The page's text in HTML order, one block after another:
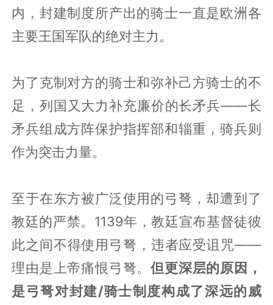
内，封建制度所产出的骑士一直是欧洲各
主要王国军队的绝对主力。
为了克制对方的骑士和弥补己方骑士的不
足，列国又大力补充廉价的长矛兵——长
矛兵组成方阵保护指挥部和辎重，骑兵则
作为突击力量。
至于在东方被广泛使用的弓弩，却遭到了
教廷的严禁。1139年，教廷宣布基督徒彼
此之间不得使用弓弩，违者应受诅咒——
理由是上帝痛恨弓弩。但更深层的原因，
是弓弩对封建/骑士制度构成了深远的威